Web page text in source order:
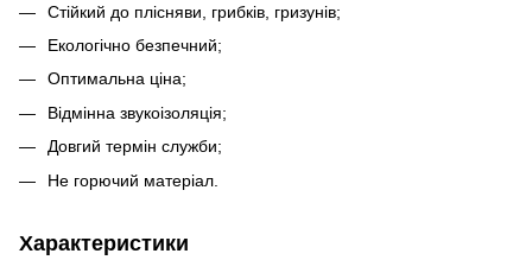
Стійкий до плісняви, грибків, гризунів;
Екологічно безпечний;
Оптимальна ціна;
Відмінна звукоізоляція;
Довгий термін служби;
Не горючий матеріал.
Характеристики